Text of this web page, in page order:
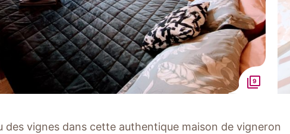
9
des vignes dans cette authentique maison de vigneron